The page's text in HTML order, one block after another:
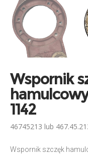
Wspornik
1142
46745213 lub
Wspornik szczęk